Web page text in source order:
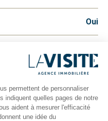
Oui
35 m²